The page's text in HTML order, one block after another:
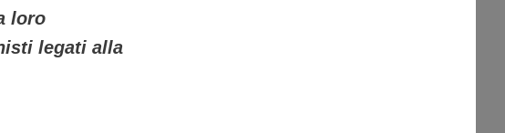
loro
legati alla